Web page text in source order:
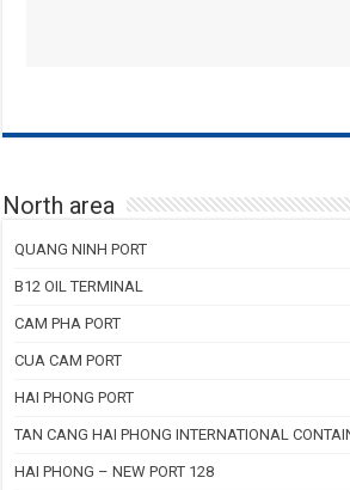
North area
QUANG NINH PORT
B12 OIL TERMINAL
CAM PHA PORT
CUA CAM PORT
HAI PHONG PORT
TAN CANG HAI PHONG INTERNATIONAL
HAI PHONG – NEW PORT 128